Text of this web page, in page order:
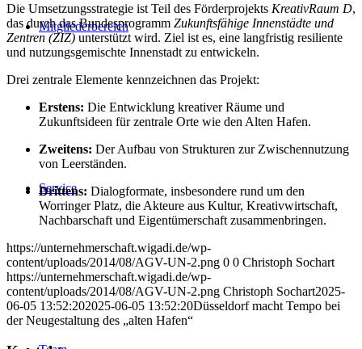
Mitgliederbereich
Service
Die Umsetzungsstrategie ist Teil des Förderprojekts KreativRaum D,
das durch das Bundesprogramm Zukunftsfähige Innenstädte und
Zentren (ZIZ) unterstützt wird. Ziel ist es, eine langfristig resiliente
und nutzungsgemischte Innenstadt zu entwickeln.
Drei zentrale Elemente kennzeichnen das Projekt:
Erstens: Die Entwicklung kreativer Räume und
Zukunftsideen für zentrale Orte wie den Alten Hafen.
Zweitens: Der Aufbau von Strukturen zur Zwischennutzung
von Leerständen.
Drittens: Dialogformate, insbesondere rund um den
Worringer Platz, die Akteure aus Kultur, Kreativwirtschaft,
Nachbarschaft und Eigentümerschaft zusammenbringen.
https://unternehmerschaft.wigadi.de/wp-
content/uploads/2014/08/AGV-UN-2.png 0 0 Christoph Sochart
https://unternehmerschaft.wigadi.de/wp-
content/uploads/2014/08/AGV-UN-2.png Christoph Sochart2025-
06-05 13:52:202025-06-05 13:52:20Düsseldorf macht Tempo bei
der Neugestaltung des „alten Hafen“